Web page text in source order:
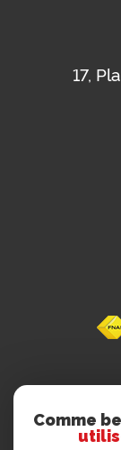
17,
Comme